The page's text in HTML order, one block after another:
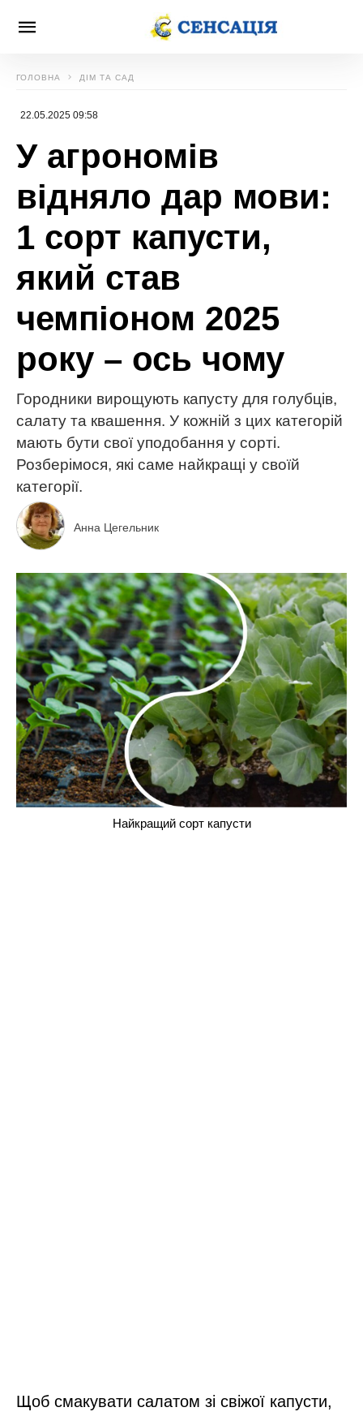
ГОЛОВНА ДІМ ТА САД
22.05.2025 09:58
У агрономів
відняло дар мови:
1 сорт капусти,
який став
чемпіоном 2025
року – ось чому
Городники вирощують капусту для голубців,
салату та квашення. У кожній з цих категорій
мають бути свої уподобання у сорті.
Розберімося, які саме найкращі у своїй
категорії.
Анна Цегельник
Найкращий сорт капусти
Щоб смакувати салатом зі свіжої капусти,